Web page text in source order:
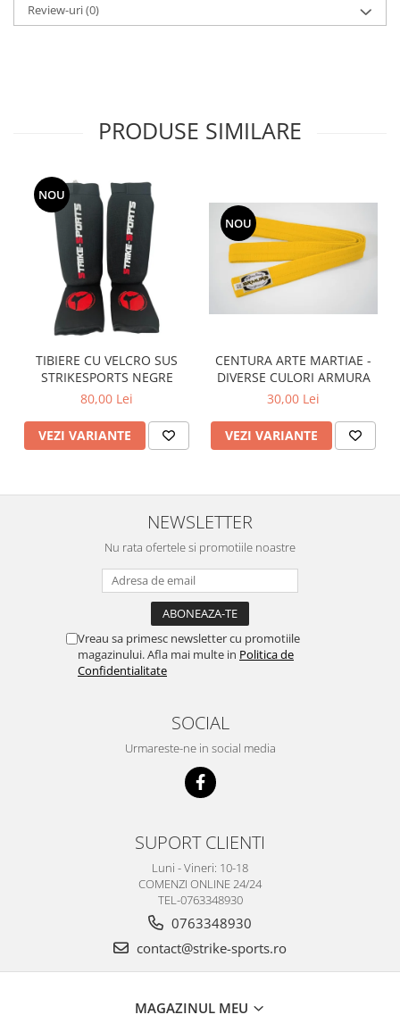
Review-uri(0)
PRODUSE SIMILARE
NOU
TIBIERE CU VELCRO SUS
STRIKESPORTS NEGRE
80,00 Lei
VEZI VARIANTE
NOU
CENTURA ARTE MARTIAE -
DIVERSE CULORI ARMURA
30,00 Lei
VEZI VARIANTE
NEWSLETTER
Nu rata ofertele si promotiile noastre
Vreau sa primesc newsletter cu promotiile
magazinului. Afla mai multe in Politica de
Confidentialitate
SOCIAL
Urmareste-ne in social media
SUPORT CLIENTI
Luni - Vineri: 10-18
COMENZI ONLINE 24/24
TEL-0763348930
0763348930
contact@strike-sports.ro
MAGAZINUL MEU